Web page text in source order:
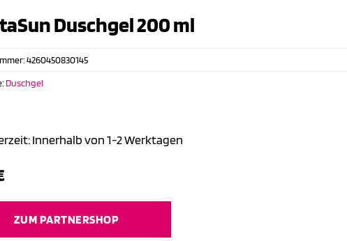
Duschgel 200 ml
Innerhalb von 1-2 Werktagen
ZUM PARTNERSHOP
4260450830145
Duschgel